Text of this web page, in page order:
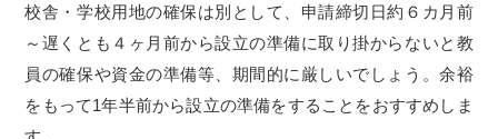
校舎・学校用地の確保は別として、申請締切日約６カ月前
～遅くとも４ヶ月前から設立の準備に取り掛からないと教
員の確保や資金の準備等、期間的に厳しいでしょう。余裕
をもって1年半前から設立の準備をすることをおすすめしま